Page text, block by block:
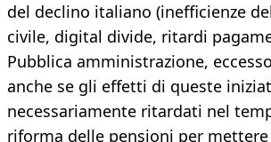
del declino italiano (inefficienze
civile, digital divide, ritardi
Pubblica amministrazione,
anche se gli effetti di queste
necessariamente ritardati nel
riforma delle pensioni per mettere